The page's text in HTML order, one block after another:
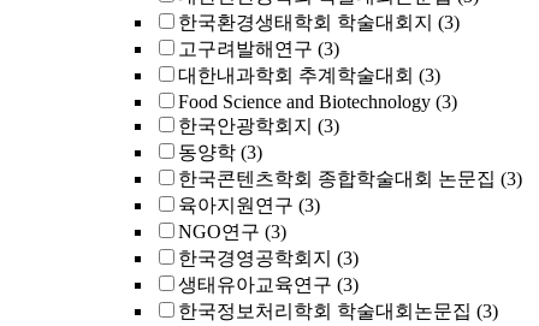
한국환경생태학회 학술대회지 (3)
고구려발해연구 (3)
대한내과학회 추계학술대회 (3)
Food Science and Biotechnology (3)
한국안광학회지 (3)
동양학 (3)
한국콘텐츠학회 종합학술대회 논문집 (3)
육아지원연구 (3)
NGO연구 (3)
한국경영공학회지 (3)
생태유아교육연구 (3)
한국정보처리학회 학술대회논문집 (3)